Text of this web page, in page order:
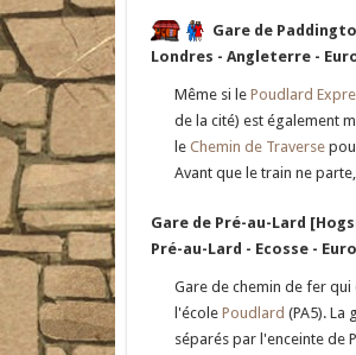
Gare de
Londres - Angleterre -
Même si le Poudlard
de la cité) est également
le Chemin de Traverse
Avant que le train ne
Gare de Pré-au-Lard
Pré-au-Lard - Ecosse -
Gare de chemin de fer
l'école Poudlard (PA5). La
séparés par l'enceinte de